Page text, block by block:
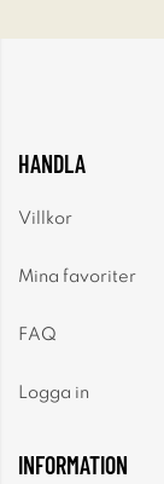
HANDLA
Villkor
Mina favoriter
FAQ
Logga in
INFORMATION